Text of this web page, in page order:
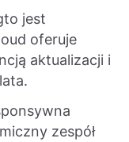
jest
oferuje
aktualizacji i
zespół